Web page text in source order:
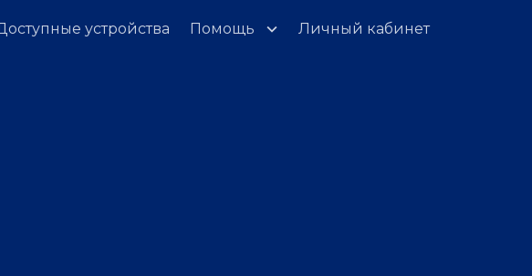
устройства Помощь Личный кабинет